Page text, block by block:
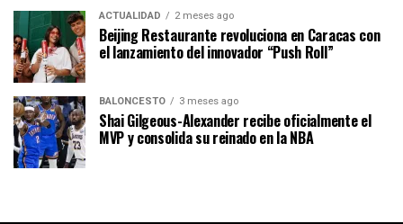
ACTUALIDAD 2 meses ago
Beijing Restaurante revoluciona en Caracas con
el lanzamiento del innovador “Push Roll”
BALONCESTO 3 meses ago
Shai Gilgeous-Alexander recibe oficialmente el
MVP y consolida su reinado en la NBA